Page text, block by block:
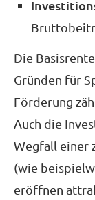
Die
Gründen für
Förderung
Auch die
Wegfall einer
(wie
eröffnen